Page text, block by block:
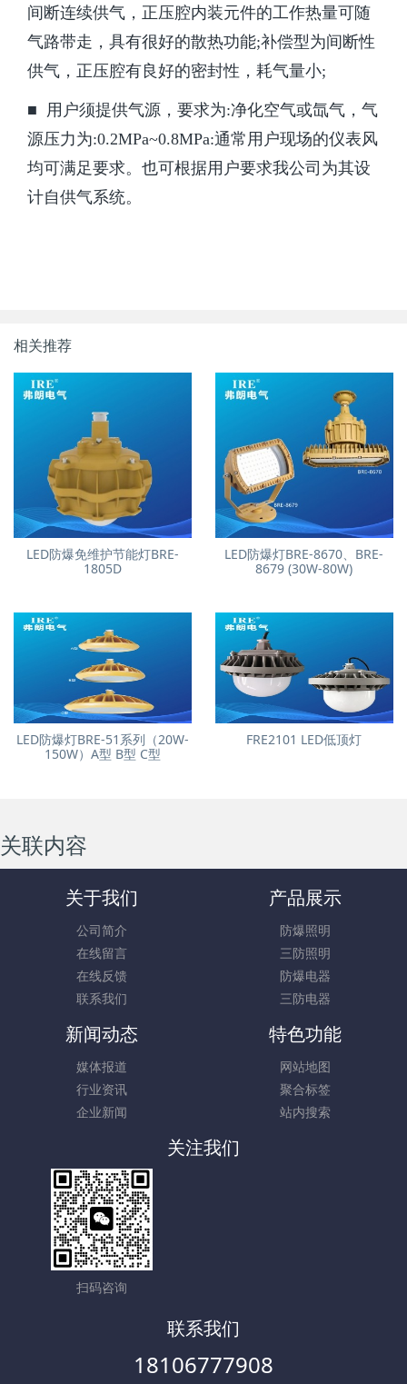
间断连续供气，正压腔内装元件的工作热量可随
气路带走，具有很好的散热功能;补偿型为间断性
供气，正压腔有良好的密封性，耗气量小;
■ 用户须提供气源，要求为:净化空气或氙气，气
源压力为:0.2MPa~0.8MPa:通常用户现场的仪表风
均可满足要求。也可根据用户要求我公司为其设
计自供气系统。
相关推荐
LED防爆免维护节能灯BRE-
1805D
LED防爆灯BRE-8670、BRE-
8679 (30W-80W)
LED防爆灯BRE-51系列（20W-
150W）A型 B型 C型
FRE2101 LED低顶灯
关联内容
关于我们
公司简介
在线留言
在线反馈
联系我们
产品展示
防爆照明
三防照明
防爆电器
三防电器
新闻动态
媒体报道
行业资讯
企业新闻
特色功能
网站地图
聚合标签
站内搜索
关注我们
扫码咨询
联系我们
18106777908